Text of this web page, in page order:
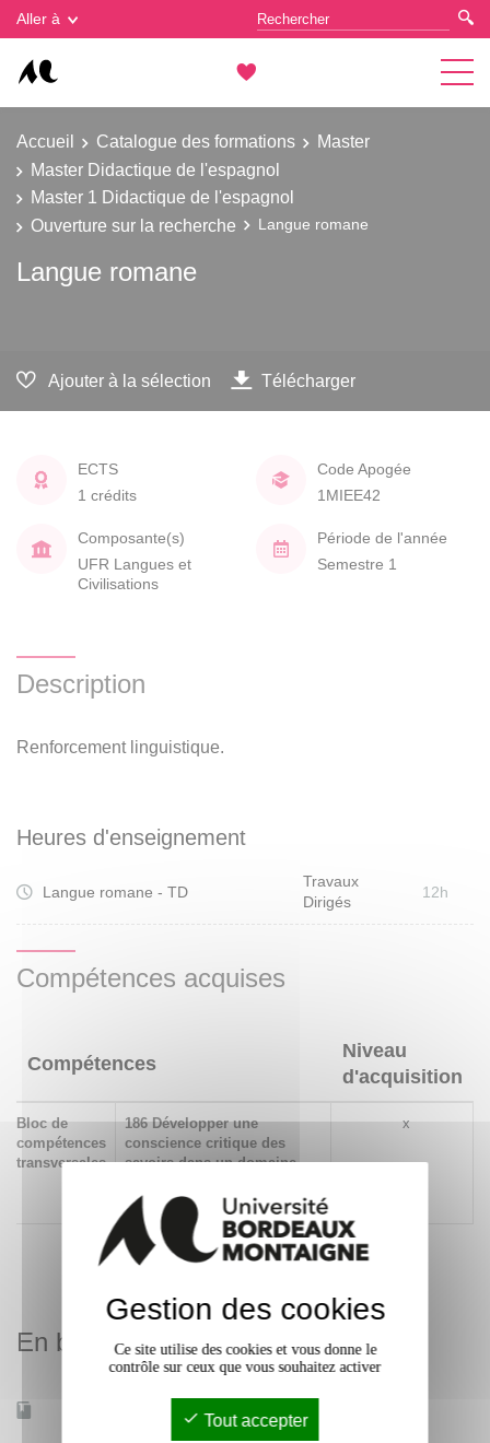
Aller à
Accueil Catalogue des formations
Master
Master Didactique de l'espagnol
Master 1 Didactique de l'espagnol
Ouverture sur la recherche
Langue romane
Langue romane
Ajouter à la sélection Télécharger
ECTS
1 crédits
Code Apogée
1MIEE42
Composante(s)
UFR Langues et
Civilisations
Période de l'année
Semestre 1
Description
Renforcement linguistique.
Heures d'enseignement
Langue romane - TD
Travaux
Dirigés
12h
Compétences acquises
Compétences
Niveau
d'acquisition
Bloc de
compétences
transversales
186 Développer une
conscience critique des
savoirs dans un domaine
plusieurs domaines
x
En bref
Gestion des cookies
Gestion des cookies
Ce site utilise des cookies et vous donne le
contrôle sur ceux que vous souhaitez activer
Tout accepter